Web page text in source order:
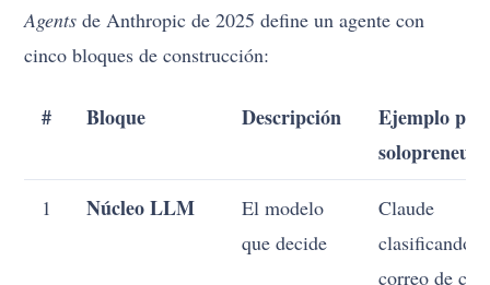
Agents de Anthropic de 2025 define un agente con
cinco bloques de construcción:
# Bloque Descripción
Ejemplo
solopreneur
1 Núcleo LLM
El modelo
que decide
Claude
clasificando
correo de